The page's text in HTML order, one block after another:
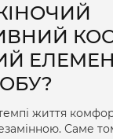
життя
Саме